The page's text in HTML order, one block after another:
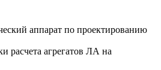
аппарат по проектированию
расчета агрегатов ЛА на